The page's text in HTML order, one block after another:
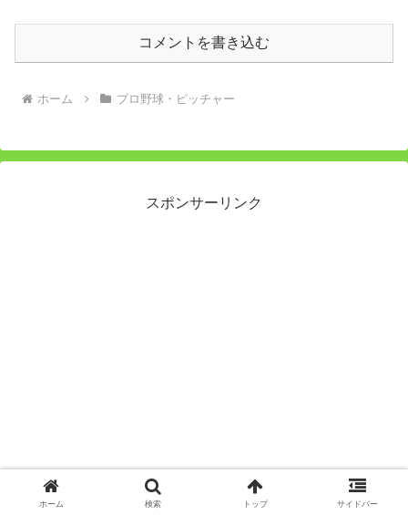
コメントを書き込む
ホーム プロ野球・ピッチャー
スポンサーリンク
ホーム 検索 トップ サイドバー